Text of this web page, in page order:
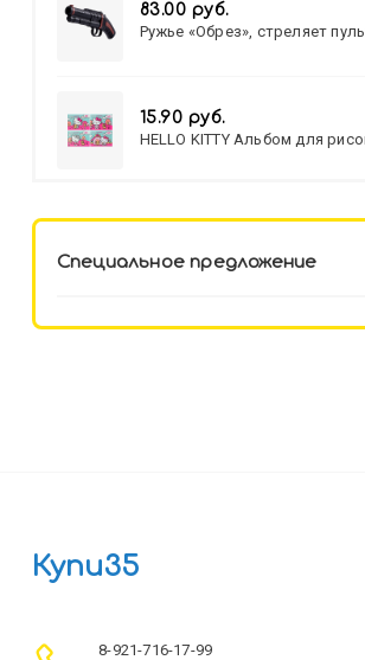
83.00 руб.
Ружье «Обрез», стреляет
15.90 руб.
HELLO KITTY Альбом для
Специальное предложение
Купи35
8-921-716-17-99